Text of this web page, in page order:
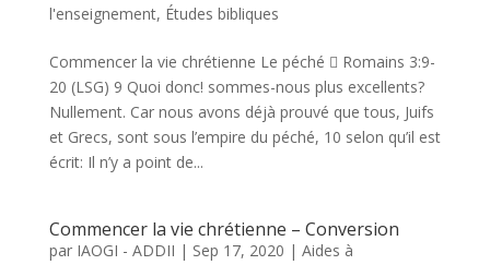
l'enseignement, Études bibliques
Commencer la vie chrétienne Le péché  Romains 3:9-
20 (LSG) 9 Quoi donc! sommes-nous plus excellents?
Nullement. Car nous avons déjà prouvé que tous, Juifs
et Grecs, sont sous l’empire du péché, 10 selon qu’il est
écrit: Il n’y a point de...
Commencer la vie chrétienne – Conversion
par IAOGI - ADDII | Sep 17, 2020 | Aides à